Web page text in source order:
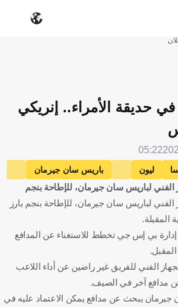
حديقة الأمراء.. إنريكي
05:22
ليون
باريس سان جيرمان
ماركوينيوس البرازيل
دانيلو بيريرا
ميلان سكرينيار
سلوفاكيا
لباريس سان جيرمان، للإطاحة بنجم
لباريس سان جيرمان، للإطاحة بنجم بارز
المقبلة.
بي إس جي تخطط للاستغناء عن المدافع
الفني للفريق غير راضين عن أداء اللاعب
مدافع آخر في الصيف.
يبحث عن مدافع يمكن الاعتماد عليه في